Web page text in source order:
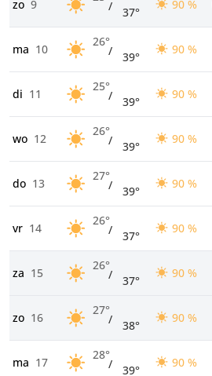
zo 9 / 37°
90 %
ma 10
26°
/ 39°
90 %
di 11
25°
/ 39°
90 %
wo 12
26°
/ 39°
90 %
do 13
27°
/ 39°
90 %
vr 14
26°
/ 37°
90 %
za 15
26°
/ 37°
90 %
zo 16
27°
/ 38°
90 %
ma 17
28°
/ 39°
90 %